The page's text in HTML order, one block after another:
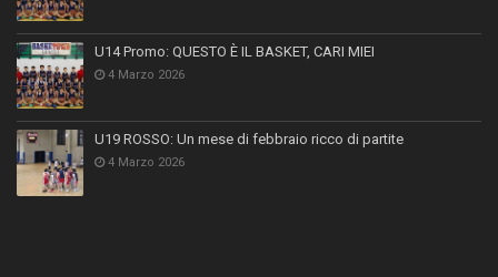
U14 Promo: QUESTO È IL BASKET, CARI MIEI
4 Marzo 2026
U19 ROSSO: Un mese di febbraio ricco di partite
4 Marzo 2026